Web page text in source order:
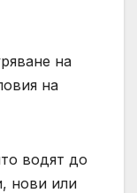
на
на
водят до
нови или